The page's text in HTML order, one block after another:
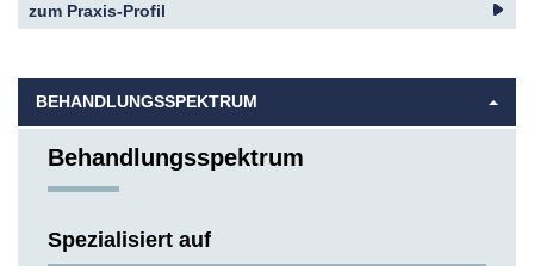
zum Praxis-Profil
BEHANDLUNGSSPEKTRUM
Behandlungsspektrum
Spezialisiert auf